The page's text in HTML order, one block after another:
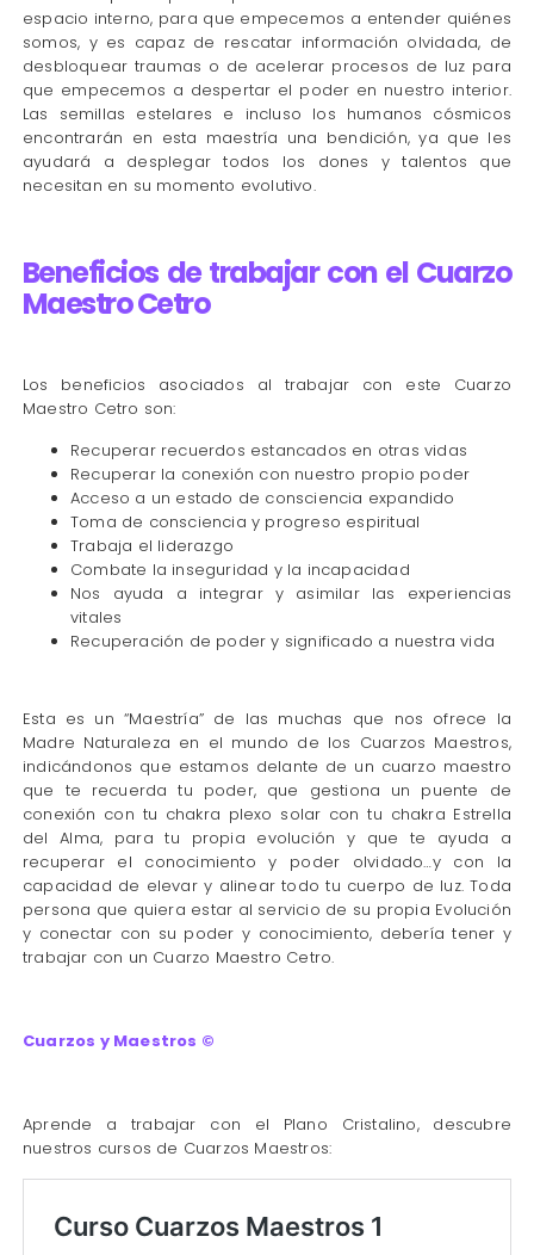
espacio interno, para que empecemos a entender quiénes
somos, y es capaz de rescatar información olvidada, de
desbloquear traumas o de acelerar procesos de luz para
que empecemos a despertar el poder en nuestro interior.
Las semillas estelares e incluso los humanos cósmicos
encontrarán en esta maestría una bendición, ya que les
ayudará a desplegar todos los dones y talentos que
necesitan en su momento evolutivo.
Beneficios de trabajar con el Cuarzo
Maestro Cetro
Los beneficios asociados al trabajar con este Cuarzo
Maestro Cetro son:
Recuperar recuerdos estancados en otras vidas
Recuperar la conexión con nuestro propio poder
Acceso a un estado de consciencia expandido
Toma de consciencia y progreso espiritual
Trabaja el liderazgo
Combate la inseguridad y la incapacidad
Nos ayuda a integrar y asimilar las experiencias
vitales
Recuperación de poder y significado a nuestra vida
Esta es un “Maestría” de las muchas que nos ofrece la
Madre Naturaleza en el mundo de los Cuarzos Maestros,
indicándonos que estamos delante de un cuarzo maestro
que te recuerda tu poder, que gestiona un puente de
conexión con tu chakra plexo solar con tu chakra Estrella
del Alma, para tu propia evolución y que te ayuda a
recuperar el conocimiento y poder olvidado…y con la
capacidad de elevar y alinear todo tu cuerpo de luz. Toda
persona que quiera estar al servicio de su propia Evolución
y conectar con su poder y conocimiento, debería tener y
trabajar con un Cuarzo Maestro Cetro.
Cuarzos y Maestros ©
Aprende a trabajar con el Plano Cristalino, descubre
nuestros cursos de Cuarzos Maestros: